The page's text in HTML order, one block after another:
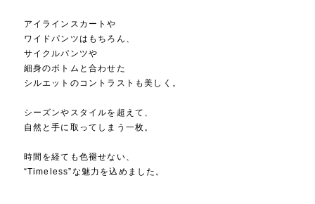
アイラインスカートや
ワイドパンツはもちろん、
サイクルパンツや
細身のボトムと合わせた
シルエットのコントラストも美しく。
シーズンやスタイルを超えて、
自然と手に取ってしまう一枚。
時間を経ても色褪せない、
“Timeless”な魅力を込めました。